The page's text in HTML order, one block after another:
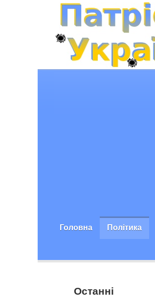
Головна Політика
Останні